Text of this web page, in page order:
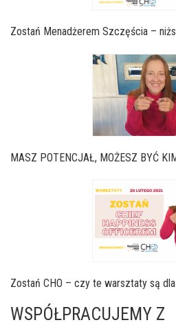
Zostań Menadżerem Szczęścia –
MASZ POTENCJAŁ, MOŻESZ BYĆ
Zostań CHO – czy te warsztaty są
WSPÓŁPRACUJEMY Z